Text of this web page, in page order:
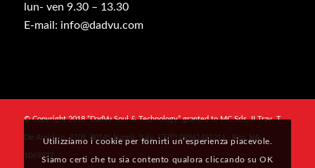
lun- ven 9.30 – 13.30
E-mail: info@dadvu.com
© Copyright 2018 “DadVu Soul & Technology” granted to MC Srls, II Trav. T.
De Amicis n. 27/B, 80145 Napoli, Italy, CF/PI 09941481211 , Rea: NA-
1069327
Utilizziamo i cookie per fornirti un’esperienza piacevole.
Siamo certi che tu sia contento qualora cliccando su OK